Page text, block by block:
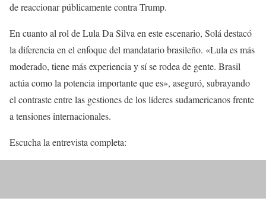
de reaccionar públicamente contra Trump.
En cuanto al rol de Lula Da Silva en este escenario, Solá destacó
la diferencia en el enfoque del mandatario brasileño. «Lula es más
moderado, tiene más experiencia y sí se rodea de gente. Brasil
actúa como la potencia importante que es», aseguró, subrayando
el contraste entre las gestiones de los líderes sudamericanos frente
a tensiones internacionales.
Escucha la entrevista completa: